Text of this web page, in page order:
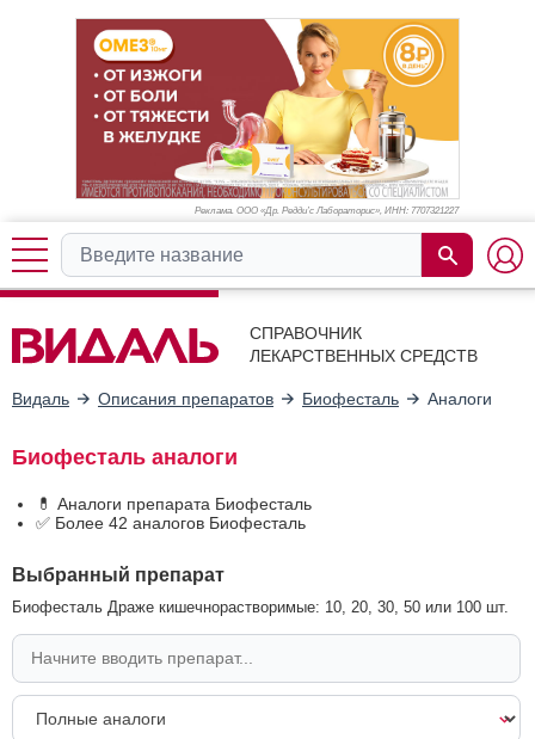
Реклама. ООО «Др. Редди’с Лабораторис», ИНН: 7707321227
СПРАВОЧНИК
ЛЕКАРСТВЕННЫХ СРЕДСТВ
Видаль Описания препаратов Биофесталь Аналоги
Биофесталь аналоги
💊 Аналоги препарата Биофесталь
✅ Более 42 аналогов Биофесталь
Выбранный препарат
Биофесталь Драже кишечнорастворимые: 10, 20, 30, 50 или 100 шт.